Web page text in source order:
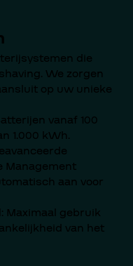
die
We zorgen
op uw unieke
vanaf 100
1.000 kWh.
Management
aan voor
: Maximaal gebruik
van het